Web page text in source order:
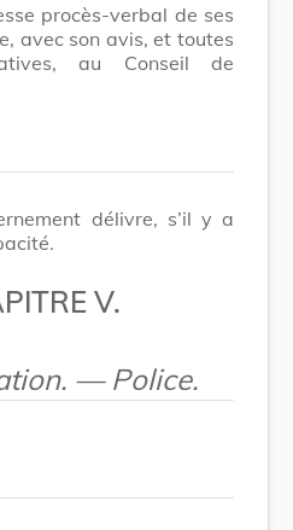
procès-verbal de ses
avec son avis, et toutes
au Conseil de
délivre, s’il y a
V.
— Police.